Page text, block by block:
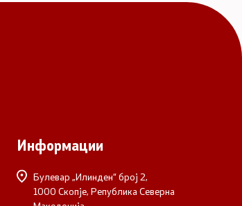
Информации
Булевар „Илинден“ број 2,
1000 Скопје, Република Северна